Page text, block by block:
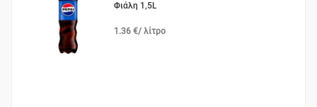
Φιάλη 1,5L
1.36 €/ λίτρο